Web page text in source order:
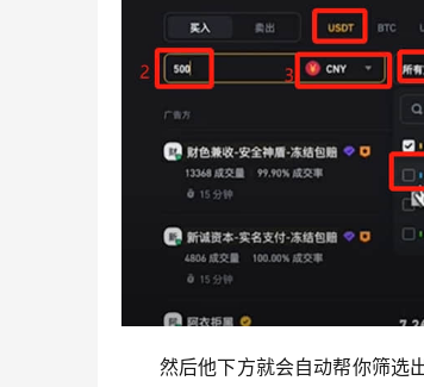
然后他下方就会自动帮你筛选